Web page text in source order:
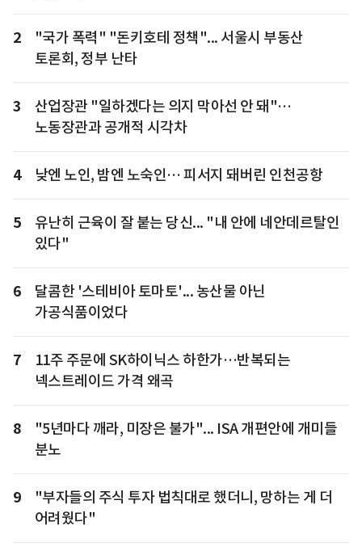
2
"국가 폭력" "돈키호테 정책"... 서울시 부동산
토론회, 정부 난타
3
산업장관 "일하겠다는 의지 막아선 안 돼"…
노동장관과 공개적 시각차
4 낮엔 노인, 밤엔 노숙인… 피서지 돼버린 인천공항
5
유난히 근육이 잘 붙는 당신... "내 안에 네안데르탈인
있다"
6
달콤한 '스테비아 토마토'... 농산물 아닌
가공식품이었다
7
11주 주문에 SK하이닉스 하한가…반복되는
넥스트레이드 가격 왜곡
8
"5년마다 깨라, 미장은 불가"... ISA 개편안에 개미들
분노
9
"부자들의 주식 투자 법칙대로 했더니, 망하는 게 더
어려웠다"